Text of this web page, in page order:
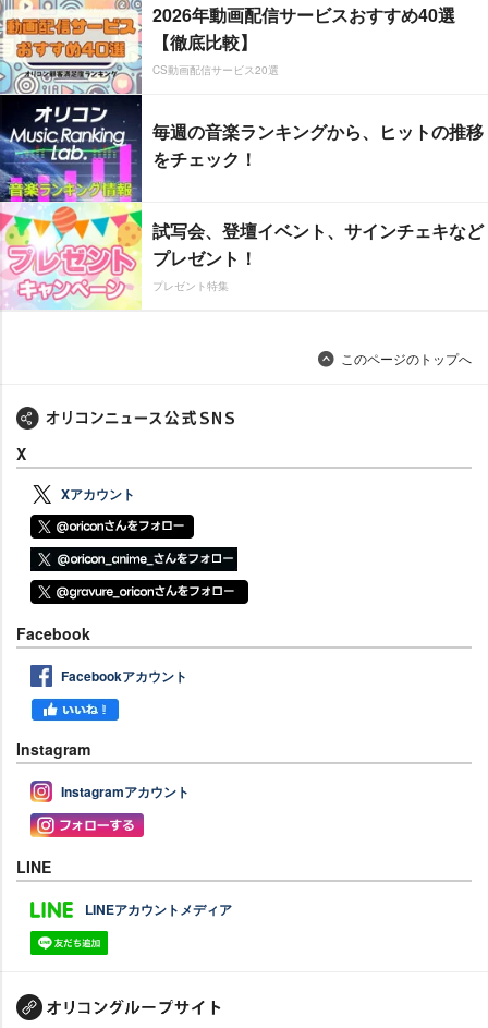
2026年動画配信サービスおすすめ40選
【徹底比較】
CS動画配信サービス20選
毎週の音楽ランキングから、ヒットの推移
をチェック！
試写会、登壇イベント、サインチェキなど
プレゼント！
プレゼント特集
このページのトップへ
X
Xアカウント
Facebook
Facebookアカウント
Instagram
Instagramアカウント
LINE
LINEアカウントメディア